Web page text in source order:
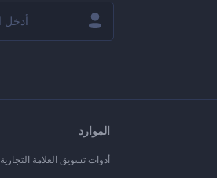
الموارد
أدوات تسويق العلامة التجارية